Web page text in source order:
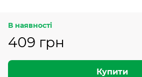
В наявності
409 грн
Купити